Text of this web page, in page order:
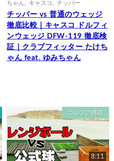
ちゃん
キャスコ チッパー
チッパー vs 普通のウェッジ
徹底比較｜キャスコ ドルフィ
ンウェッジ DFW-119 徹底検
証｜クラブフィッター たけち
ゃん feat. ゆみちゃん
ゴルフの雑談
8:11